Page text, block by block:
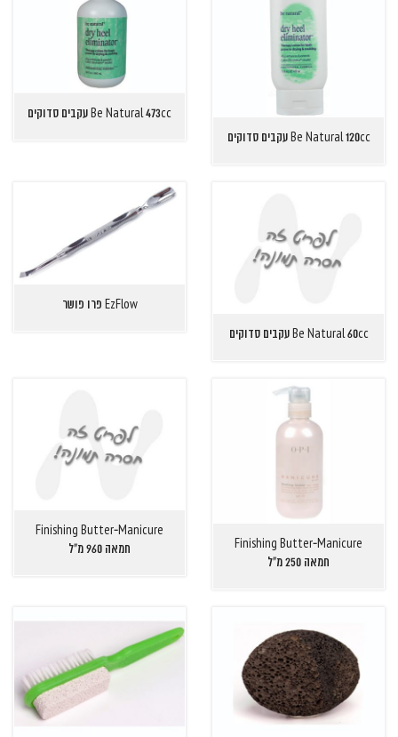
Be Natural 120cc עקבים סדוקים
Be Natural 473cc עקבים סדוקים
Be Natural 60cc עקבים סדוקים
EzFlow פרו פושר
Finishing Butter-Manicure
חמאה 250 מ"ל
Finishing Butter-Manicure
חמאה 960 מ"ל